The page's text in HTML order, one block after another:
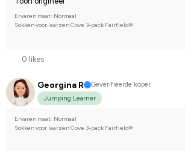
Ervaren maat: Normaal
Sokken voor laarzen Cove 3-pack Fairfield®
0 likes
Georgina R
Geverifieerde koper
Jumping Learner
Ervaren maat: Normaal
Sokken voor laarzen Cove 3-pack Fairfield®